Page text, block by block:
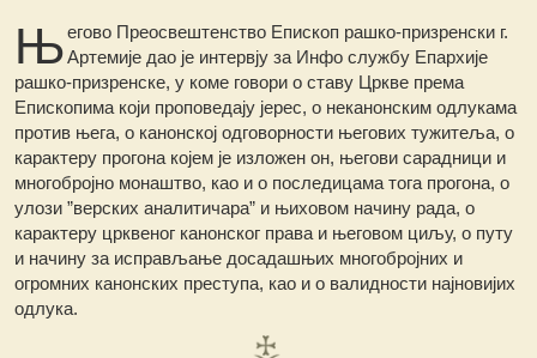
Његово Преосвештенство Епископ рашко-призренски г.
Артемије дао је интервју за Инфо службу Епархије
рашко-призренске, у коме говори о ставу Цркве према
Епископима који проповедају јерес, о неканонским одлукама
против њега, о канонској одговорности његових тужитеља, о
карактеру прогона којем је изложен он, његови сарадници и
многобројно монаштво, као и о последицама тога прогона, о
улози ”верских аналитичара” и њиховом начину рада, о
карактеру црквеног канонског права и његовом циљу, о путу
и начину за исправљање досадашњих многобројних и
огромних канонских преступа, као и о валидности најновијих
одлука.